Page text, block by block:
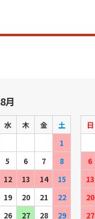
8月
水 木 金
土
1
5 6 7
8
12 13 14
15
19 20 21
22
26 27 28 29
日
6
13
20
27